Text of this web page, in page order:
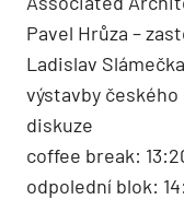
Pavel Hrůza –
Ladislav
výstavby českého
diskuze
coffee break:
odpolední blok: